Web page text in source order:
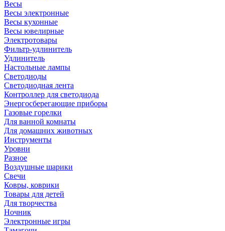
Весы
Весы электронные
Весы кухонные
Весы ювелирные
Электротовары
Фильтр-удлинитель
Удлинитель
Настольные лампы
Светодиоды
Светодиодная лента
Контроллер для светодиода
Энергосберегающие приборы
Газовые горелки
Для ванной комнаты
Для домашних животных
Инструменты
Уровни
Разное
Воздушные шарики
Свечи
Ковры, коврики
Товары для детей
Для творчества
Ночник
Электронные игры